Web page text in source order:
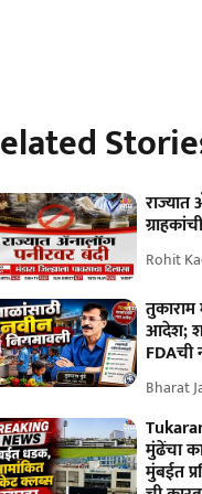
राज्यात
Rohit
आदेश;
FDAची
Bharat
मुंढेंचा
मुंबईत